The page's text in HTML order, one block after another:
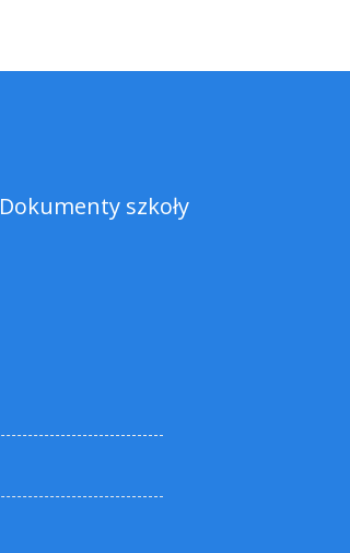
Dokumenty szkoły